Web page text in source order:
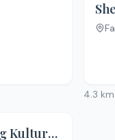
4.3
Refsvindinge Natur- og Kulturcenter